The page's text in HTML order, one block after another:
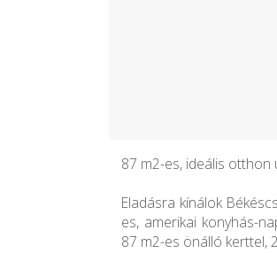
87 m2-es, ideális otthon
Eladásra kínálok
es, amerikai konyhás-
87 m2-es önálló kerttel,